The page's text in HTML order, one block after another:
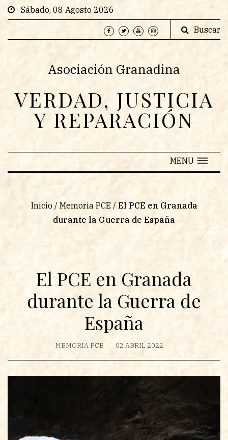
Sábado, 08 Agosto 2026
Buscar
Asociación Granadina
VERDAD, JUSTICIA
Y REPARACIÓN
MENU
Inicio / Memoria PCE / El PCE en Granada
durante la Guerra de España
El PCE en Granada
durante la Guerra de
España
MEMORIA PCE 02 ABRIL 2022